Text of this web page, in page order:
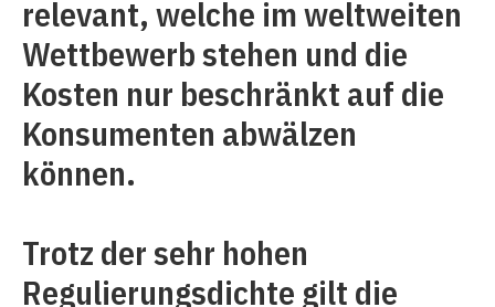
relevant, welche im weltweiten
Wettbewerb stehen und die
Kosten nur beschränkt auf die
Konsumenten abwälzen
können.
Trotz der sehr hohen
Regulierungsdichte gilt die